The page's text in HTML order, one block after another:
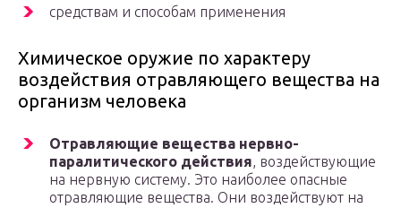
средствам и способам применения
Химическое оружие по характеру
воздействия отравляющего вещества на
организм человека
Отравляющие вещества нервно-
паралитического действия, воздействующие
на нервную систему. Это наиболее опасные
отравляющие вещества. Они воздействуют на